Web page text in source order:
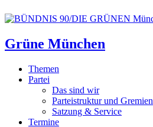
Grüne München
Themen
Partei
Das sind wir
Parteistruktur und Gremien
Satzung & Service
Termine